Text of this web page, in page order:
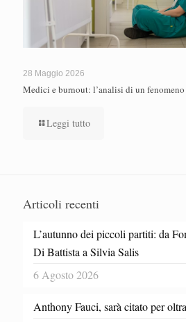
28 Maggio 2026
Medici e burnout: l’analisi di un
Leggi tutto
Articoli recenti
L’autunno dei piccoli partiti: da
Di Battista a Silvia Salis
6 Agosto 2026
Anthony Fauci, sarà citato per